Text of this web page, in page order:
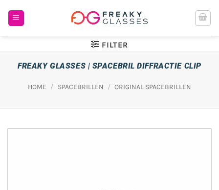
naar
FILTER
FREAKY GLASSES | SPACEBRIL DIFFRACTIE CLIP
HOME / SPACEBRILLEN / ORIGINAL SPACEBRILLEN